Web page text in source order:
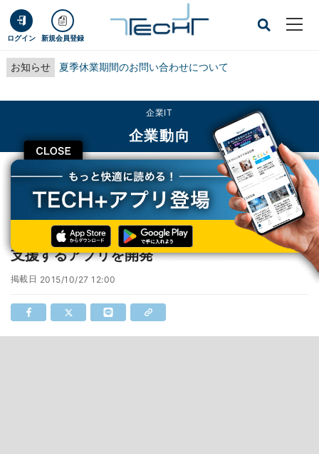
ログイン 新規会員登録
お知らせ 夏季休業期間のお問い合わせについて
CLOSE
企業IT
企業動向
TECH+ 企業IT
企業動向
富士通、東北への桜の名所や酒蔵を巡る旅を支援するアプリを開発
富士通、東北への桜の名所や酒蔵を巡る旅を
支援するアプリを開発
掲載日 2015/10/27 12:00